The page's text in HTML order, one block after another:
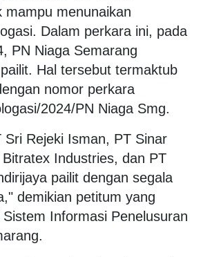
mampu menunaikan
Dalam perkara ini, pada
PN Niaga Semarang
Hal tersebut termaktub
nomor perkara
2024/PN Niaga Smg.
Sri Rejeki Isman, PT Sinar
Industries, dan PT
pailit dengan segala
demikian petitum yang
Informasi Penelusuran